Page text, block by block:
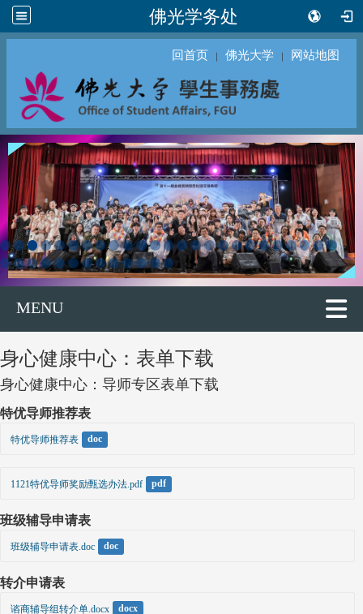
佛光学务处
回首页 ｜ 佛光大学 ｜ 网站地图
MENU
身心健康中心：表单下载
身心健康中心：导师专区表单下载
特优导师推荐表
特优导师推荐表 doc
1121特优导师奖励甄选办法.pdf pdf
班级辅导申请表
班级辅导申请表.doc doc
转介申请表
谘商辅导组转介单.docx docx